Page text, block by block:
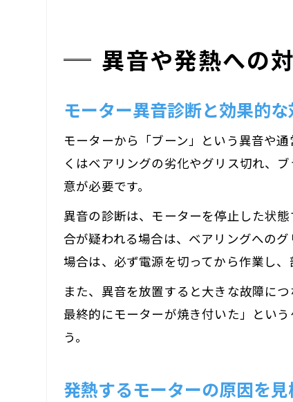
異音や発熱への
モーター異音診断と効果的
モーターから「ブーン」という異音や
くはベアリングの劣化やグリス切れ、
意が必要です。
異音の診断は、モーターを停止した状
合が疑われる場合は、ベアリングへの
場合は、必ず電源を切ってから作業し
また、異音を放置すると大きな故障に
最終的にモーターが焼き付いた」とい
う。
発熱するモーターの原因を